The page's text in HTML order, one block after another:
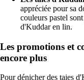
appréciée pour sa
couleurs pastel
d'Kuddar en lin.
Les promotions et
encore plus
Pour dénicher des taies